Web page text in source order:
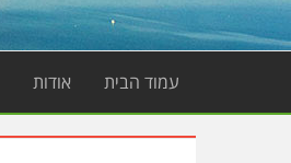
עמוד הבית אודות